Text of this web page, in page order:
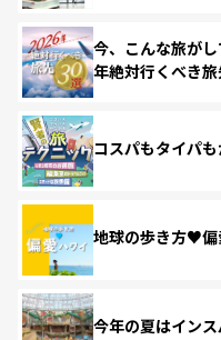
今、こんな旅が
年絶対行くべき
コスパもタイパ
地球の歩き方♥偏
今年の夏はインス